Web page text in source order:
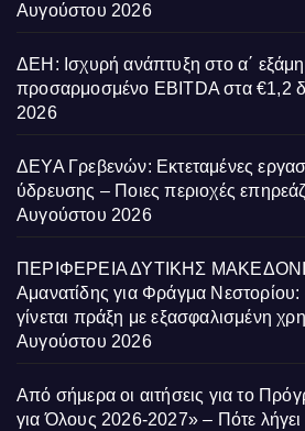
Αυγούστου 2026
ΔΕΗ: Ισχυρή ανάπτυξη στο α΄
προσαρμοσμένο EBITDA στα €1,2
2026
ΔΕΥΑ Γρεβενών: Εκτεταμένες
ύδρευσης – Ποιες περιοχές
Αυγούστου 2026
ΠΕΡΙΦΕΡΕΙΑ ΔΥΤΙΚΗΣ
Αμανατίδης για Φράγμα
γίνεται πράξη με εξασφαλισμένη
Αυγούστου 2026
Από σήμερα οι αιτήσεις για το
για Όλους 2026-2027» – Πότε